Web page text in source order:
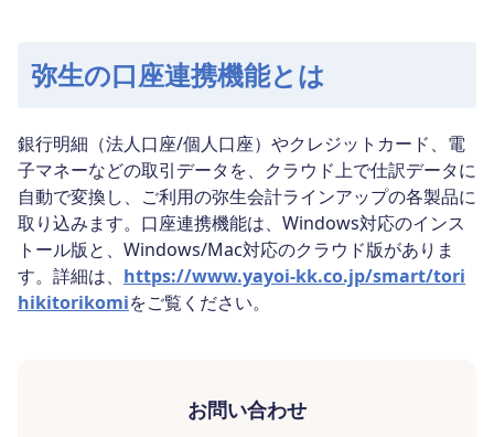
弥生の口座連携機能とは
銀行明細（法人口座/個人口座）やクレジットカード、電
子マネーなどの取引データを、クラウド上で仕訳データに
自動で変換し、ご利用の弥生会計ラインアップの各製品に
取り込みます。口座連携機能は、Windows対応のインス
トール版と、Windows/Mac対応のクラウド版がありま
す。詳細は、 https://www.yayoi-kk.co.jp/smart/tori
hikitorikomiをご覧ください。
お問い合わせ